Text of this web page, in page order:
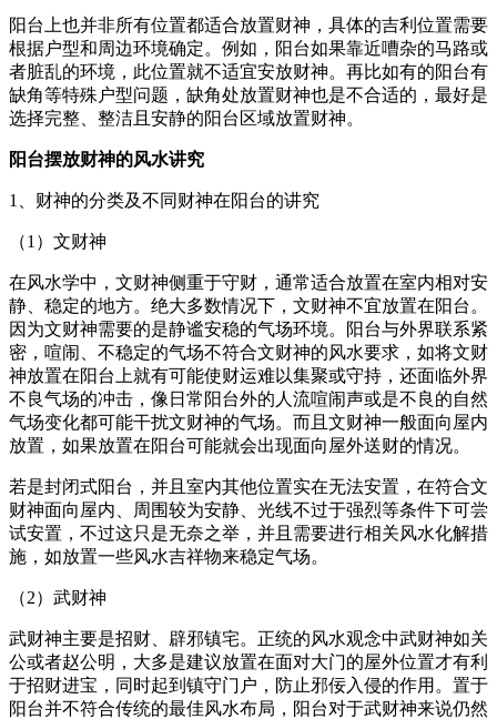
阳台上也并非所有位置都适合放置财神，具体的吉利位置需要
根据户型和周边环境确定。例如，阳台如果靠近嘈杂的马路或
者脏乱的环境，此位置就不适宜安放财神。再比如有的阳台有
缺角等特殊户型问题，缺角处放置财神也是不合适的，最好是
选择完整、整洁且安静的阳台区域放置财神。
阳台摆放财神的风水讲究
1、财神的分类及不同财神在阳台的讲究
（1）文财神
在风水学中，文财神侧重于守财，通常适合放置在室内相对安
静、稳定的地方。绝大多数情况下，文财神不宜放置在阳台。
因为文财神需要的是静谧安稳的气场环境。阳台与外界联系紧
密，喧闹、不稳定的气场不符合文财神的风水要求，如将文财
神放置在阳台上就有可能使财运难以集聚或守持，还面临外界
不良气场的冲击，像日常阳台外的人流喧闹声或是不良的自然
气场变化都可能干扰文财神的气场。而且文财神一般面向屋内
放置，如果放置在阳台可能就会出现面向屋外送财的情况。
若是封闭式阳台，并且室内其他位置实在无法安置，在符合文
财神面向屋内、周围较为安静、光线不过于强烈等条件下可尝
试安置，不过这只是无奈之举，并且需要进行相关风水化解措
施，如放置一些风水吉祥物来稳定气场。
（2）武财神
武财神主要是招财、辟邪镇宅。正统的风水观念中武财神如关
公或者赵公明，大多是建议放置在面对大门的屋外位置才有利
于招财进宝，同时起到镇守门户，防止邪佞入侵的作用。置于
阳台并不符合传统的最佳风水布局，阳台对于武财神来说仍然